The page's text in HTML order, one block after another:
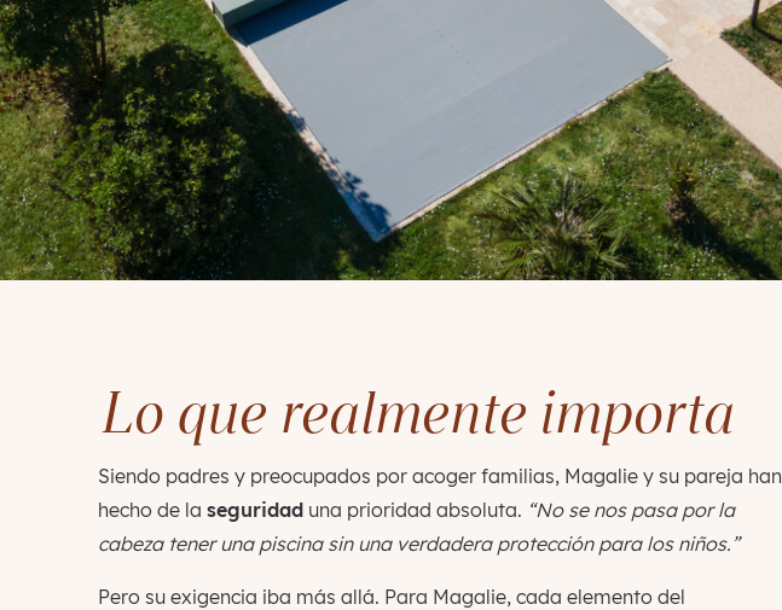
Lo que realmente importa
Siendo padres y preocupados por acoger familias, Magalie y su pareja han
hecho de la seguridad una prioridad absoluta. “No se nos pasa por la
cabeza tener una piscina sin una verdadera protección para los niños.”
Pero su exigencia iba más allá. Para Magalie, cada elemento del